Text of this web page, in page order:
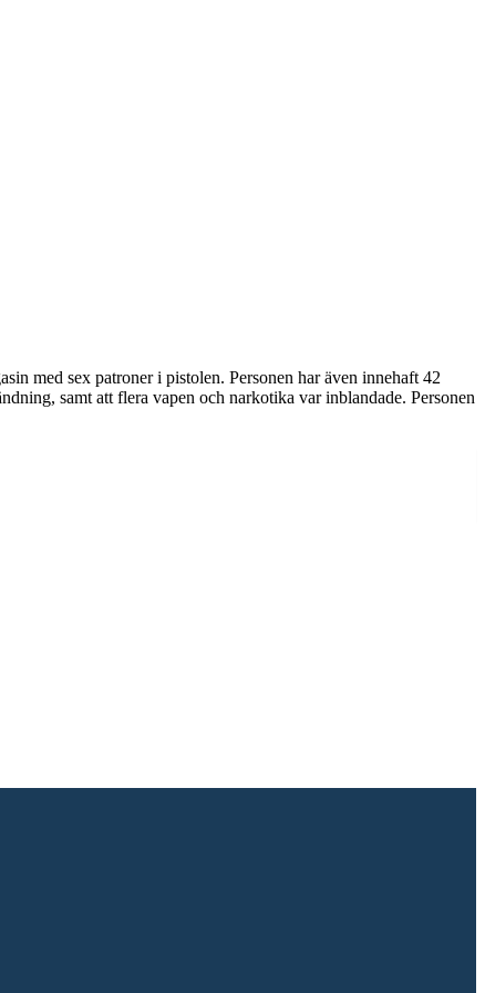
med sex patroner i pistolen. Personen har även innehaft 42
samt att flera vapen och narkotika var inblandade. Personen